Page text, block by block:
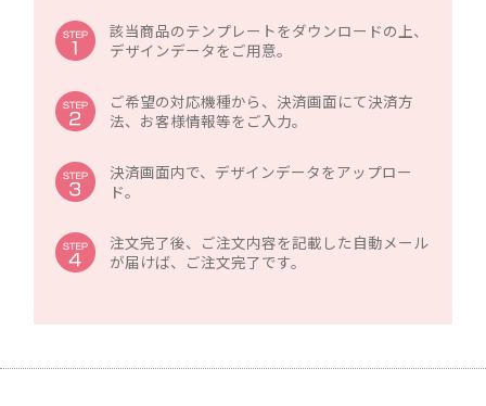
該当商品のテンプレートをダウンロードの上、
デザインデータをご用意。
ご希望の対応機種から、決済画面にて決済方
法、お客様情報等をご入力。
決済画面内で、デザインデータをアップロー
ド。
注文完了後、ご注文内容を記載した自動メール
が届けば、ご注文完了です。